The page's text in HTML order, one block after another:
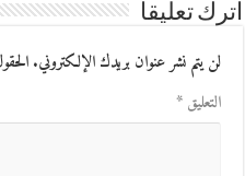
اترك تعليقاً
لن يتم نشر عنوان بريدك الإلكتروني.
التعليق*